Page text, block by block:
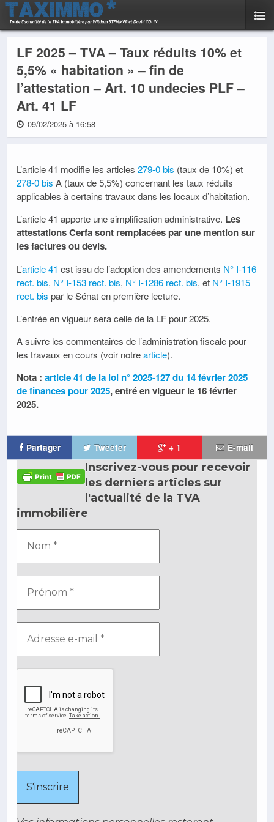
LF 2025 – TVA – Taux réduits 10% et
5,5% « habitation » – fin de
l’attestation – Art. 10 undecies PLF –
Art. 41 LF
09/02/2025 à 16:58
L’article 41 modifie les articles 279-0 bis (taux de 10%) et
278-0 bis A (taux de 5,5%) concernant les taux réduits
applicables à certains travaux dans les locaux d’habitation.
L’article 41 apporte une simplification administrative. Les
attestations Cerfa sont remplacées par une mention sur
les factures ou devis.
L’article 41 est issu de l’adoption des amendements N° I-116
rect. bis, N° I-153 rect. bis, N° I-1286 rect. bis, et N° I-1915
rect. bis par le Sénat en première lecture.
L’entrée en vigueur sera celle de la LF pour 2025.
A suivre les commentaires de l’administration fiscale pour
les travaux en cours (voir notrearticle).
Nota : article 41 de la loi n° 2025-127 du 14 février 2025
de finances pour 2025, entré en vigueur le 16 février
2025.
Partager Tweeter + 1 E-mail
Inscrivez-vous pour recevoir
les derniers articles sur
l'actualité de la TVA
immobilière